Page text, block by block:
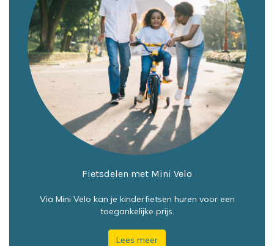
Fietsdelen met Mini Velo
Via Mini Velo kan je kinderfietsen huren voor een
toegankelijke prijs.
Lees meer